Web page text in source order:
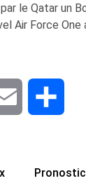
le Qatar un
Air Force
Email
Pronostic